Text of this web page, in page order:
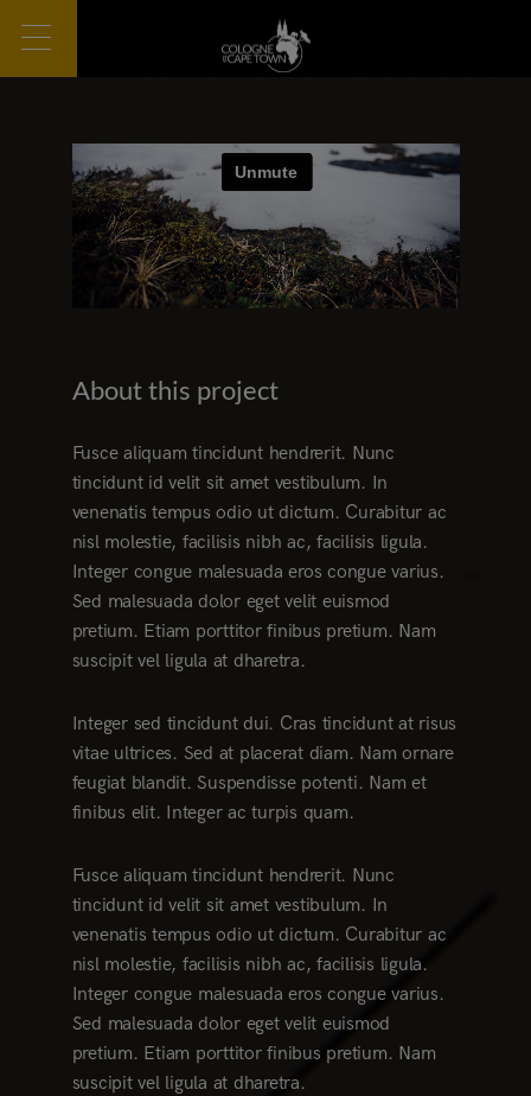
About this project
Fusce aliquam tincidunt hendrerit. Nunc
tincidunt id velit sit amet vestibulum. In
venenatis tempus odio ut dictum. Curabitur ac
nisl molestie, facilisis nibh ac, facilisis ligula.
Integer congue malesuada eros congue varius.
Sed malesuada dolor eget velit euismod
pretium. Etiam porttitor finibus pretium. Nam
suscipit vel ligula at dharetra.
Integer sed tincidunt dui. Cras tincidunt at risus
vitae ultrices. Sed at placerat diam. Nam ornare
feugiat blandit. Suspendisse potenti. Nam et
finibus elit. Integer ac turpis quam.
Fusce aliquam tincidunt hendrerit. Nunc
tincidunt id velit sit amet vestibulum. In
venenatis tempus odio ut dictum. Curabitur ac
nisl molestie, facilisis nibh ac, facilisis ligula.
Integer congue malesuada eros congue varius.
Sed malesuada dolor eget velit euismod
pretium. Etiam porttitor finibus pretium. Nam
suscipit vel ligula at dharetra.